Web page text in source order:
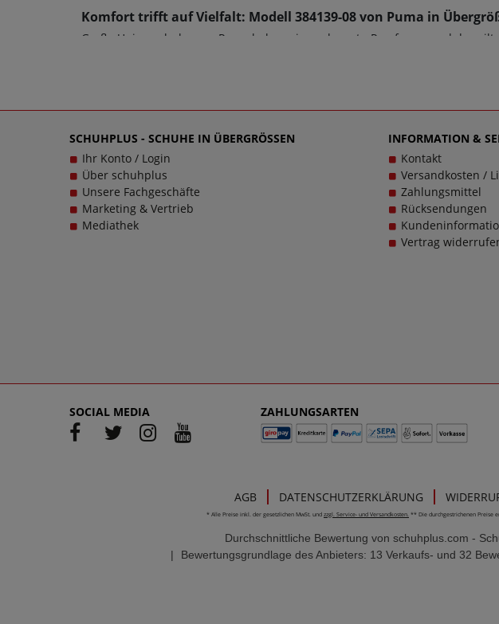
Komfort trifft auf Vielfalt: Modell 384139-08 von Puma in
Große Unisexschuhe von Puma haben eine sehr gute Passform - und das
einem echten Trageerlebnis werden.
SCHUHPLUS - SCHUHE IN ÜBERGRÖSSEN
Ihr Konto / Login
Über schuhplus
Unsere Fachgeschäfte
Marketing & Vertrieb
Mediathek
INFORMATION &
Kontakt
Versandkosten /
Zahlungsmittel
Rücksendungen
Vertrag
SOCIAL MEDIA ZAHLUNGSARTEN
AGB DATENSCHUTZERKLÄRUNG
* Alle Preise inkl. der gesetzlichen MwSt. und zzgl. Service- und Versandkosten. ** Die durchgestrichenen Preise
Durchschnittliche Bewertung von schuhplus.com -
|
Bewertungsgrundlage des Anbieters: 13 Verkaufs- und 32